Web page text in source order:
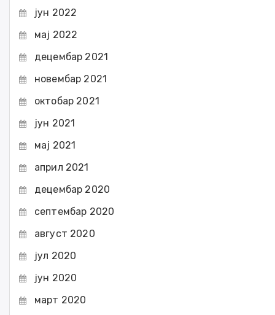
јун 2022
мај 2022
децембар 2021
новембар 2021
октобар 2021
јун 2021
мај 2021
април 2021
децембар 2020
септембар 2020
август 2020
јул 2020
јун 2020
март 2020